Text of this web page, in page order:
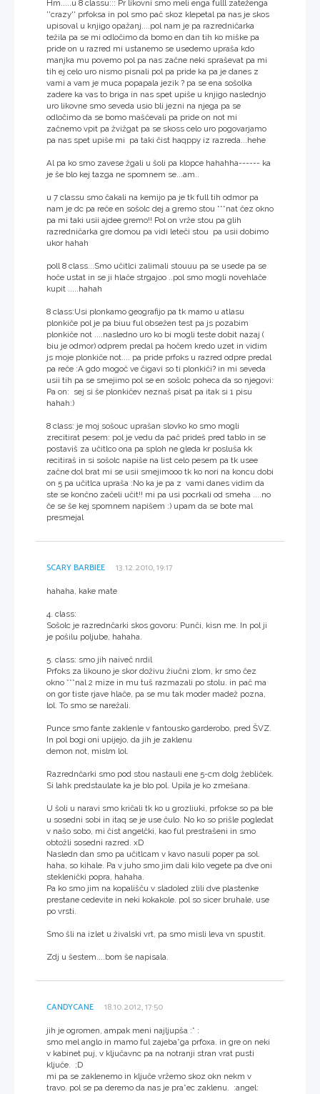
Hm.....u 8 classu::: Pr likovni smo meli enga fulll zateženga
''crazy'' prfoksa in pol smo pač skoz klepetal pa nas je skos
upisoval u knjigo opažanj....pol nam je pa razredničarka
težila pa se mi odločimo da bomo en dan tih ko miške pa
pride on u razred mi ustanemo se usedemo upraša kdo
manjka mu povemo pol pa nas začne neki spraševat pa mi
tih ej celo uro nismo pisnali pol pa pride ka pa je danes z
vami a vam je muca popapala jezik ? pa se ena sošolka
zadere ka vas to briga in nas spet upiše u knjigo naslednjo
uro likovne smo seveda usio bli jezni na njega pa se
odločimo da se bomo maščevali pa pride on not mi
začnemo vpit pa žvižgat pa se skoss celo uro pogovarjamo
pa nas spet upiše mi pa taki čist haqppy iz razreda...hehe
Al pa ko smo zavese žgali u šoli pa klopce hahahha------ ka
je še blo kej tazga ne spomnem se...am..
u 7 classu smo čakali na kemijo pa je tk full tih odmor pa
nam je dc pa reče en sošolc dej a gremo stou ***nat čez okno
pa mi taki usii ajdee gremo!! Pol on vrže stou pa glih
razredničarka gre domou pa vidi leteči stou pa usii dobimo
ukor hahah
poll 8 class...Smo učitlci zalimali stouuu pa se usede pa se
hoče ustat in se ji hlače strgajoo ..pol smo mogli novehlače
kupit .....hahah
8 class:Usi plonkamo geografijo pa tk mamo u atlasu
plonkiče pol je pa biuu ful obsežen test pa js pozabim
plonkiče not ....nasledno uro ko bi mogli teste dobit nazaj (
biu je odmor) odprem predal pa hočem kredo uzet in vidim
js moje plonkiče not.... pa pride prfoks u razred odpre predal
pa reče :A gdo mogoč ve čigavi so ti plonkiči? in mi seveda
usii tih pa se smejimo pol se en sošolc poheca da so njegovi:
Pa on: sej si še plonkičev neznaš pisat pa itak si 1 pisu
hahah:)
8 class: je moj sošouc uprašan slovko ko smo mogli
zrecitirat pesem: pol je vedu da pač prideš pred tablo in se
postaviš za učitlco ona pa sploh ne gleda kr posluša kk
recitiraš in si sošolc napiše na list celo pesem pa tk usee
začne dol brat mi se usii smejimooo tk ko nori na koncu dobi
on 5 pa učitlca upraša :No ka je pa z vami danes vidim da
ste se končno začeli učit!! mi pa usi pocrkali od smeha ....no
če se še kej spomnem napišem :) upam da se bote mal
presmejal
SCARY BARBIEE 13.12.2010, 19:17
hahaha, kake mate
4. class:
Sošolc je razrednčarki skos govoru: Punči, kisn me. In pol ji
je pošilu poljube, hahaha.
5. class: smo jih naiveč nrdil
Prfoks za likouno je skor doživu žiučni zlom, kr smo čez
okno ***nal 2 mize in mu tuš razmazali po stolu. in pač ma
on gor tiste rjave hlače, pa se mu tak moder madež pozna,
lol. To smo se narežali.
Punce smo fante zaklenle v fantousko garderobo, pred ŠVZ.
In pol bogi oni upijejo, da jih je zaklenu
demon not, mislm lol.
Razrednčarki smo pod stou nastauli ene 5-cm dolg žebliček.
Si lahk predstaulate ka je blo pol. Upila je ko zmešana.
U šoli u naravi smo kričali tk ko u grozliuki, prfokse so pa ble
u sosedni sobi in itaq se je use čulo. No ko so prišle pogledat
v našo sobo, mi čist angelčki, kao ful prestrašeni in smo
obtožli sosedni razred. xD
Nasledn dan smo pa učitlcam v kavo nasuli poper pa sol.
haha, so kihale. Pa v juho smo jim dali kilo vegete pa dve oni
steklenički popra, hahaha.
Pa ko smo jim na kopališču v sladoled zlili dve plastenke
prestane cedevite in neki kokakole. pol so sicer bruhale, use
po vrsti.
Smo šli na izlet u živalski vrt, pa smo misli leva vn spustit.
Zdj u šestem....bom še napisala.
CANDYCANE 18.10.2012, 17:50
jih je ogromen, ampak meni najljupša :* :
smo mel anglo in mamo ful zajeba*ga prfoxa. in gre on neki
v kabinet puj, v ključavnc pa na notranji stran vrat pusti
ključe. ;D
mi pa se zaklenemo in ključe vržemo skoz okn nekm v
travo. pol se pa deremo da nas je pra*ec zaklenu. :angel: